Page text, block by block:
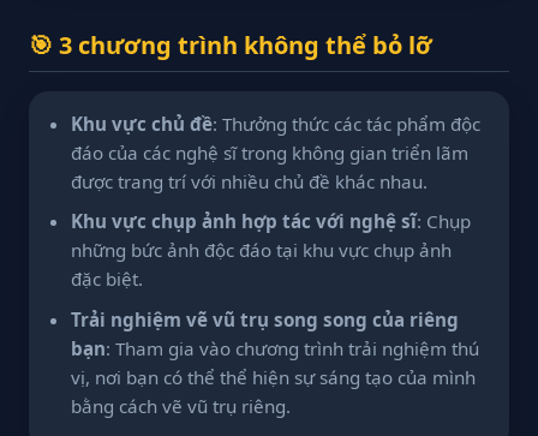
🎯 3 chương trình không thể bỏ lỡ
Khu vực chủ đề: Thưởng thức các tác phẩm độc
đáo của các nghệ sĩ trong không gian triển lãm
được trang trí với nhiều chủ đề khác nhau.
Khu vực chụp ảnh hợp tác với nghệ sĩ: Chụp
những bức ảnh độc đáo tại khu vực chụp ảnh
đặc biệt.
Trải nghiệm vẽ vũ trụ song song của riêng
bạn: Tham gia vào chương trình trải nghiệm thú
vị, nơi bạn có thể thể hiện sự sáng tạo của mình
bằng cách vẽ vũ trụ riêng.